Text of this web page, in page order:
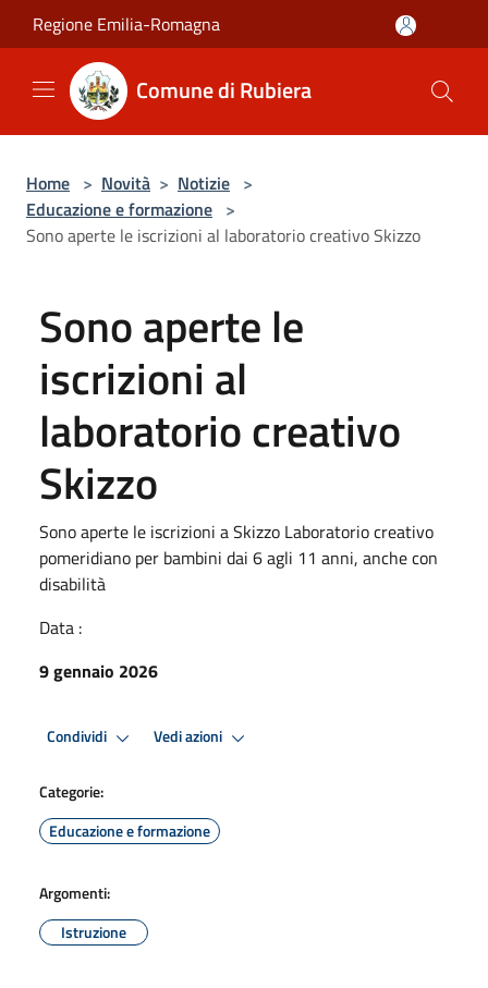
Salta al contenuto principale
Regione Emilia-Romagna
Comune di Rubiera
Home > Novità > Notizie >
Educazione e formazione >
Sono aperte le iscrizioni al laboratorio creativo Skizzo
Sono aperte le
iscrizioni al
laboratorio creativo
Skizzo
Sono aperte le iscrizioni a Skizzo Laboratorio creativo
pomeridiano per bambini dai 6 agli 11 anni, anche con
disabilità
Data :
9 gennaio 2026
Condividi Vedi azioni
Categorie:
Educazione e formazione
Argomenti:
Istruzione